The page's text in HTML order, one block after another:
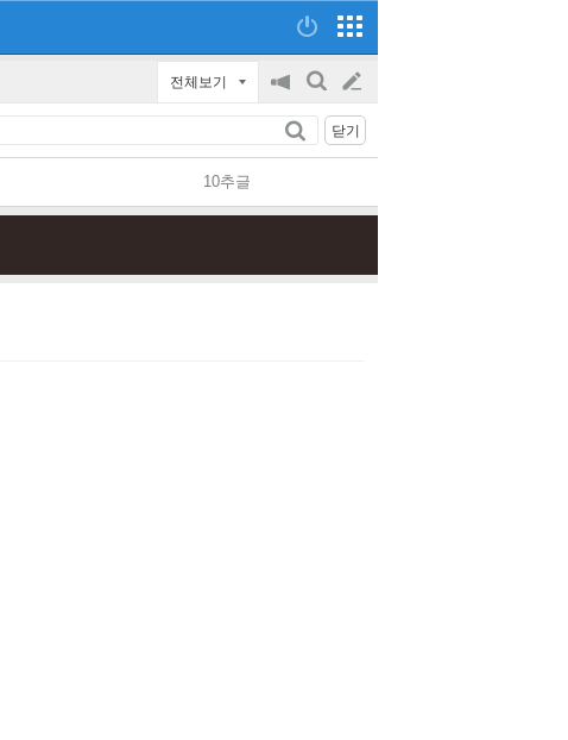
전체보기
공
지
on/off
검
글
쓰
닫기
10추글